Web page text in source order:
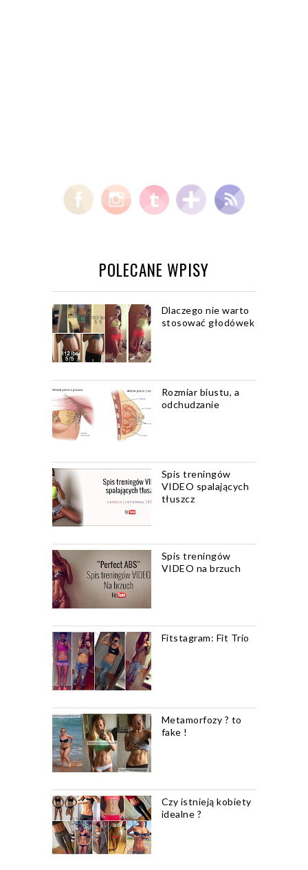
POLECANE WPISY
Dlaczego nie warto
stosować głodówek
Rozmiar biustu, a
odchudzanie
Spis treningów
VIDEO spalających
tłuszcz
Spis treningów
VIDEO na brzuch
Fitstagram: Fit Trio
Metamorfozy ? to
fake !
Czy istnieją kobiety
idealne ?